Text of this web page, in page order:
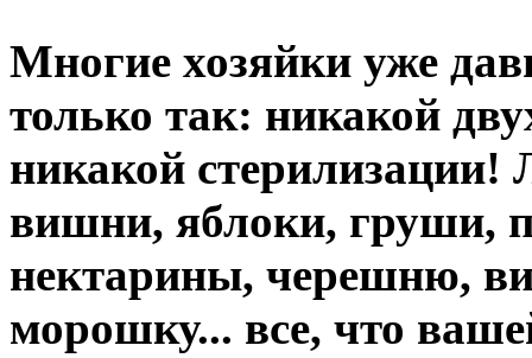
Многие хозяйки уже
только так: никакой
никакой
вишни, яблоки, груши,
нектарины, черешню,
морошку... все, что